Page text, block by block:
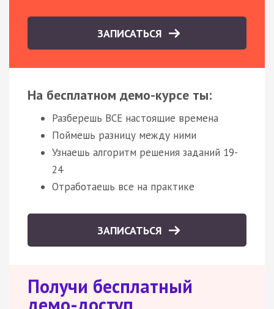
ЗАПИСАТЬСЯ
На бесплатном демо-курсе ты:
Разберешь ВСЕ настоящие времена
Поймешь разницу между ними
Узнаешь алгоритм решения заданий 19-
24
Отработаешь все на практике
ЗАПИСАТЬСЯ
Получи бесплатный